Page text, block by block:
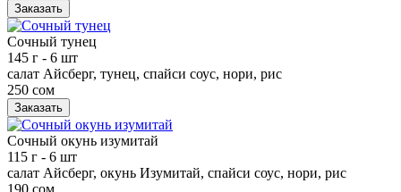
Заказать
Сочный тунец
145 г - 6 шт
салат Айсберг, тунец, спайси соус, нори, рис
250 сом
Заказать
Сочный окунь изумитай
115 г - 6 шт
салат Айсберг, окунь Изумитай, спайси соус, нори, рис